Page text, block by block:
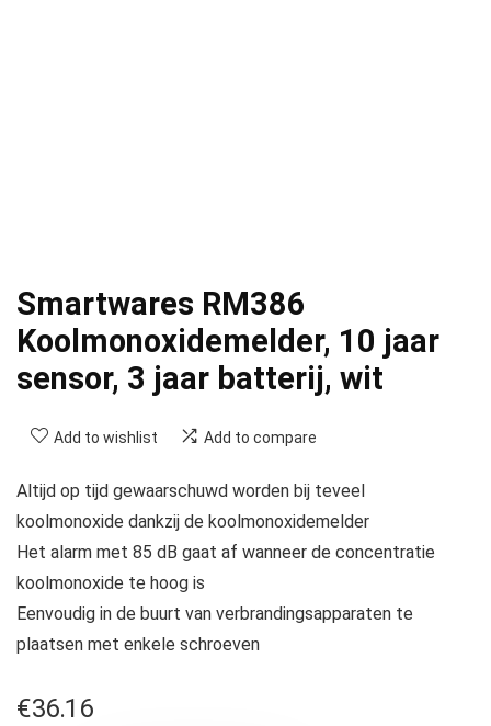
Smartwares RM386
Koolmonoxidemelder, 10 jaar
sensor, 3 jaar batterij, wit
Add to wishlist Add to compare
Altijd op tijd gewaarschuwd worden bij teveel
koolmonoxide dankzij de koolmonoxidemelder
Het alarm met 85 dB gaat af wanneer de concentratie
koolmonoxide te hoog is
Eenvoudig in de buurt van verbrandingsapparaten te
plaatsen met enkele schroeven
€36.16